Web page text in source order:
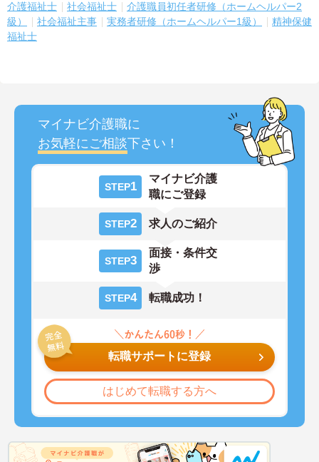
介護福祉士 社会福祉士
介護職員初任者研修（ホームヘルパー2
級）
社会福祉主事 実務者研修（ホームヘルパー1級）
精神保健
福祉士
マイナビ介護職に
お気軽にご相談下さい！
STEP1
マイナビ介護
職にご登録
STEP2 求人のご紹介
STEP3
面接・条件交
渉
STEP4 転職成功！
転職サポートに登録
はじめて転職する方へ